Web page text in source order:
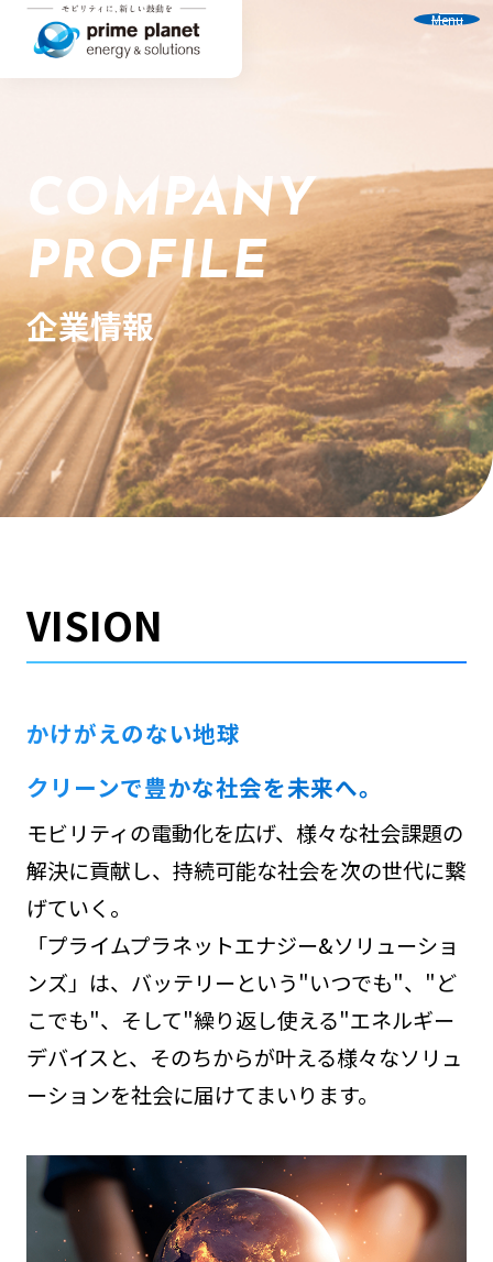
Menu
COMPANY
PROFILE
企業情報
VISION
かけがえのない地球
クリーンで豊かな社会を未来へ。
モビリティの電動化を広げ、様々な社会課題の
解決に貢献し、持続可能な社会を次の世代に繋
げていく。
「プライムプラネットエナジー&ソリューショ
ンズ」は、バッテリーという"いつでも"、"ど
こでも"、そして"繰り返し使える"エネルギー
デバイスと、そのちからが叶える様々なソリュ
ーションを社会に届けてまいります。